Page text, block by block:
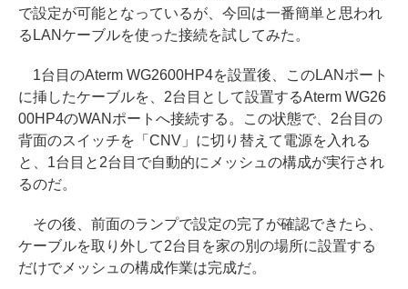
で設定が可能となっているが、今回は一番簡単と思われ
るLANケーブルを使った接続を試してみた。
1台目のAterm WG2600HP4を設置後、このLANポート
に挿したケーブルを、2台目として設置するAterm WG26
00HP4のWANポートへ接続する。この状態で、2台目の
背面のスイッチを「CNV」に切り替えて電源を入れる
と、1台目と2台目で自動的にメッシュの構成が実行され
るのだ。
その後、前面のランプで設定の完了が確認できたら、
ケーブルを取り外して2台目を家の別の場所に設置する
だけでメッシュの構成作業は完成だ。